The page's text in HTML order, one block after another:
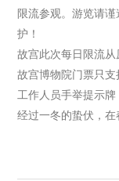
限流参观。游览请
护！
故宫此次每日限流从
故宫博物院门票只支
工作人员手举提示牌
经过一冬的蛰伏，在